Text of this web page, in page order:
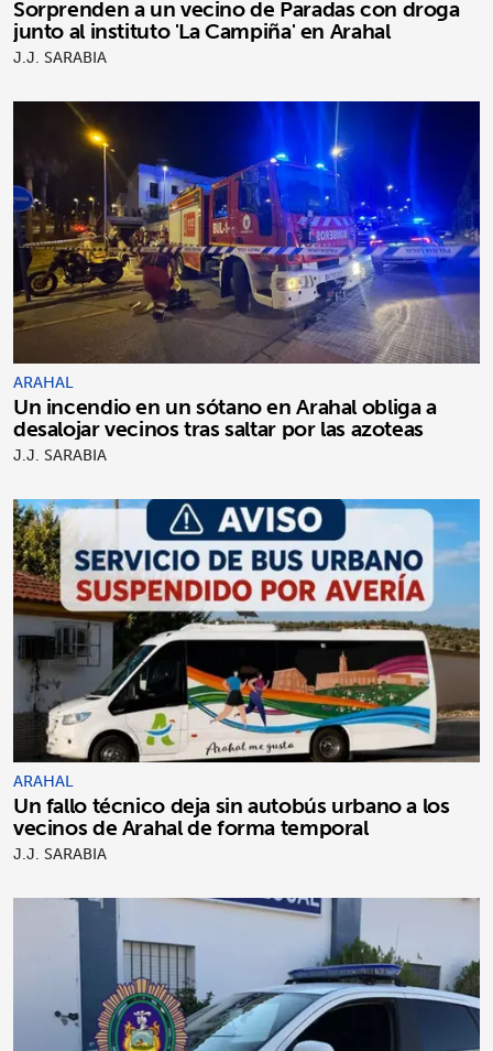
Sorprenden a un vecino de Paradas con droga
junto al instituto 'La Campiña' en Arahal
J.J. SARABIA
ARAHAL
Un incendio en un sótano en Arahal obliga a
desalojar vecinos tras saltar por las azoteas
J.J. SARABIA
ARAHAL
Un fallo técnico deja sin autobús urbano a los
vecinos de Arahal de forma temporal
J.J. SARABIA